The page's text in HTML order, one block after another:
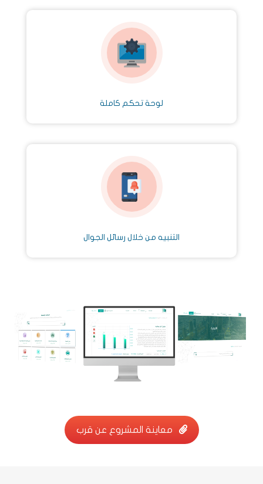
لوحة تحكم كاملة
التنبيه من خلال رسائل الجوال
معاينة المشروع عن قرب
معاينة المشروع عن قرب